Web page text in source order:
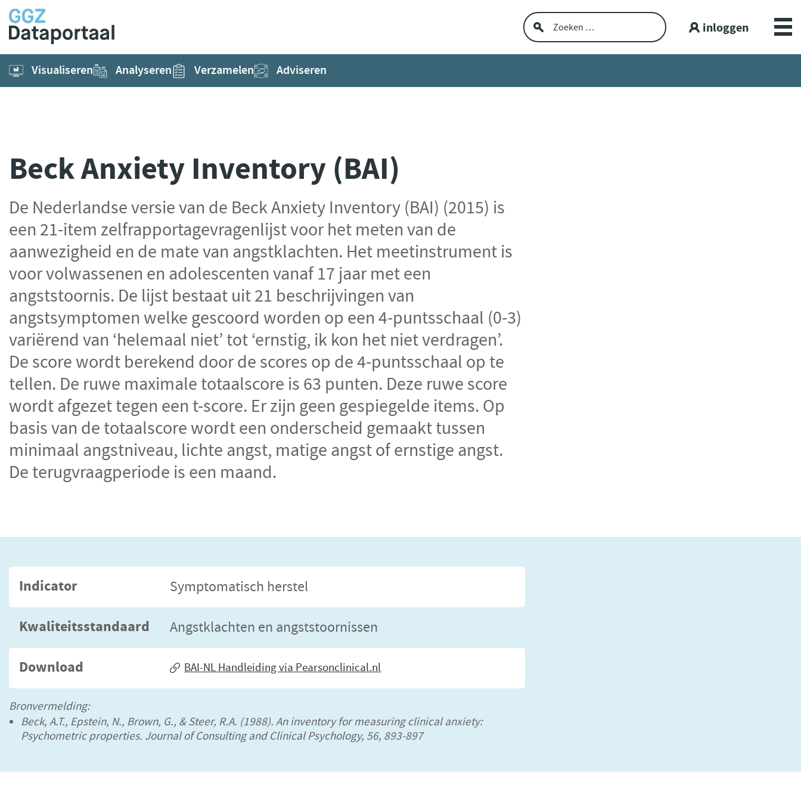
inloggen
Visualiseren Analyseren Verzamelen Adviseren
Beck Anxiety Inventory (BAI)
De Nederlandse versie van de Beck Anxiety Inventory (BAI) (2015) is
een 21-item zelfrapportagevragenlijst voor het meten van de
aanwezigheid en de mate van angstklachten. Het meetinstrument is
voor volwassenen en adolescenten vanaf 17 jaar met een
angststoornis. De lijst bestaat uit 21 beschrijvingen van
angstsymptomen welke gescoord worden op een 4-puntsschaal (0-3)
variërend van ‘helemaal niet’ tot ‘ernstig, ik kon het niet verdragen’.
De score wordt berekend door de scores op de 4-puntsschaal op te
tellen. De ruwe maximale totaalscore is 63 punten. Deze ruwe score
wordt afgezet tegen een t-score. Er zijn geen gespiegelde items. Op
basis van de totaalscore wordt een onderscheid gemaakt tussen
minimaal angstniveau, lichte angst, matige angst of ernstige angst.
De terugvraagperiode is een maand.
Indicator Symptomatisch herstel
Kwaliteitsstandaard Angstklachten en angststoornissen
Download BAI-NL Handleiding via Pearsonclinical.nl
Bronvermelding:
Beck, A.T., Epstein, N., Brown, G., & Steer, R.A. (1988). An inventory for measuring clinical anxiety:
Psychometric properties. Journal of Consulting and Clinical Psychology, 56, 893-897